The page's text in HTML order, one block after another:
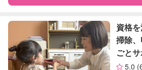
レッスン 絵・工作レッ
可能
お子様の撮影
（定期特典）
対応可能
特徴 料金 レビュー
サポートの特徴
資格を
掃除
ごと
5.0